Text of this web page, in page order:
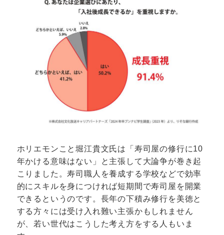
ホリエモンこと堀江貴文氏は「寿司屋の修行に10
年かける意味はない」と主張して大論争が巻き起
こりました。寿司職人を養成する学校などで効率
的にスキルを身につければ短期間で寿司屋を開業
できるというのです。長年の下積み修行を美徳と
する方々には受け入れ難い主張かもしれません
が、若い世代はこうした考え方をする人もいま